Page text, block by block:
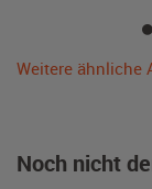
Weitere ähnliche
Noch nicht